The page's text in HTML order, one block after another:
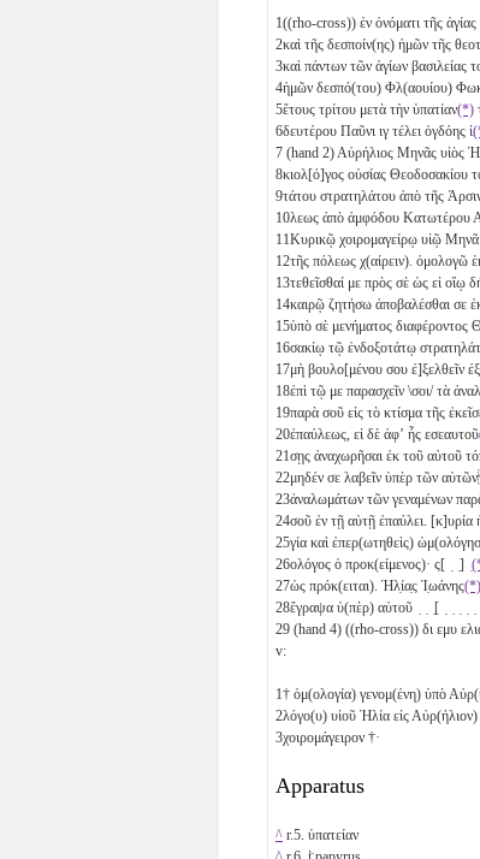
1((rho-cross)) ἐν ὀνόματι τῆς
2καὶ τῆς δεσποίν(ης) ἡμῶν τῆς
3καὶ πάντων τῶν ἁγίων
4ἡμῶν δεσπό(του) Φλ(αουίου)
5ἔτους τρίτου μετὰ τὴν ὑπατίαν(*)
6δευτέρου Παῦνι ιγ τέλει ὀγδόης ἰ
7 (hand 2) Αὐρήλιος Μηνᾶς υἱὸς
8κιολ[ό]γος οὐσίας Θεοδοσακίου
9τάτου στρατηλάτου ἀπὸ τῆς
10λεως ἀπὸ ἀμφόδου
11Κυρικῷ χοιρομαγείρῳ υἱῷ
12τῆς πόλεως χ(αίρειν). ὁμολογῶ
13τεθεῖσθαί με πρὸς σὲ ὡς εἰ
14καιρῷ ζητήσω ἀποβαλέσθαι
15ὑπὸ σὲ μενήματος διαφέροντος
16σακίῳ τῷ ἐνδοξοτάτῳ
17μὴ βουλο[μένου σου ἐ]ξελθεῖν
18ἐπὶ τῷ με παρασχεῖν \σοι/ τὰ
19παρὰ σοῦ εἰς τὸ κτίσμα τῆς
20ἐπαύλεως, εἰ δὲ ἀφʼ ἧς εσεαυτοῦ
21σῃς ἀναχωρῆσαι ἐκ τοῦ αὐτοῦ
22μηδέν σε λαβεῖν ὑπὲρ τῶν
23ἀναλωμάτων τῶν γεναμένων
24σοῦ ἐν τῇ αὐτῇ ἐπαύλει. [κ]υρία
25γία καὶ ἐπερ(ωτηθεὶς)
26ολόγος ὁ προκ(είμενος)· ς[ ̣ ̣] ̣
27ὡς πρόκ(ειται). Ἠλ̣ία̣ς Ἰ̣ωάνης(*)
28ἔγραψα ὑ(πὲρ) αὐτοῦ ̣ ̣ ̣[
29 (hand 4) ((rho-cross)) δι εμυ
v:
1† ὁμ(ολογία) γενομ(ένη) ὑπὸ
2λόγο(υ) υἱοῦ Ἠλία εἰς
3χοιρομάγειρον †·
Apparatus
^ r.5. ὑπατείαν